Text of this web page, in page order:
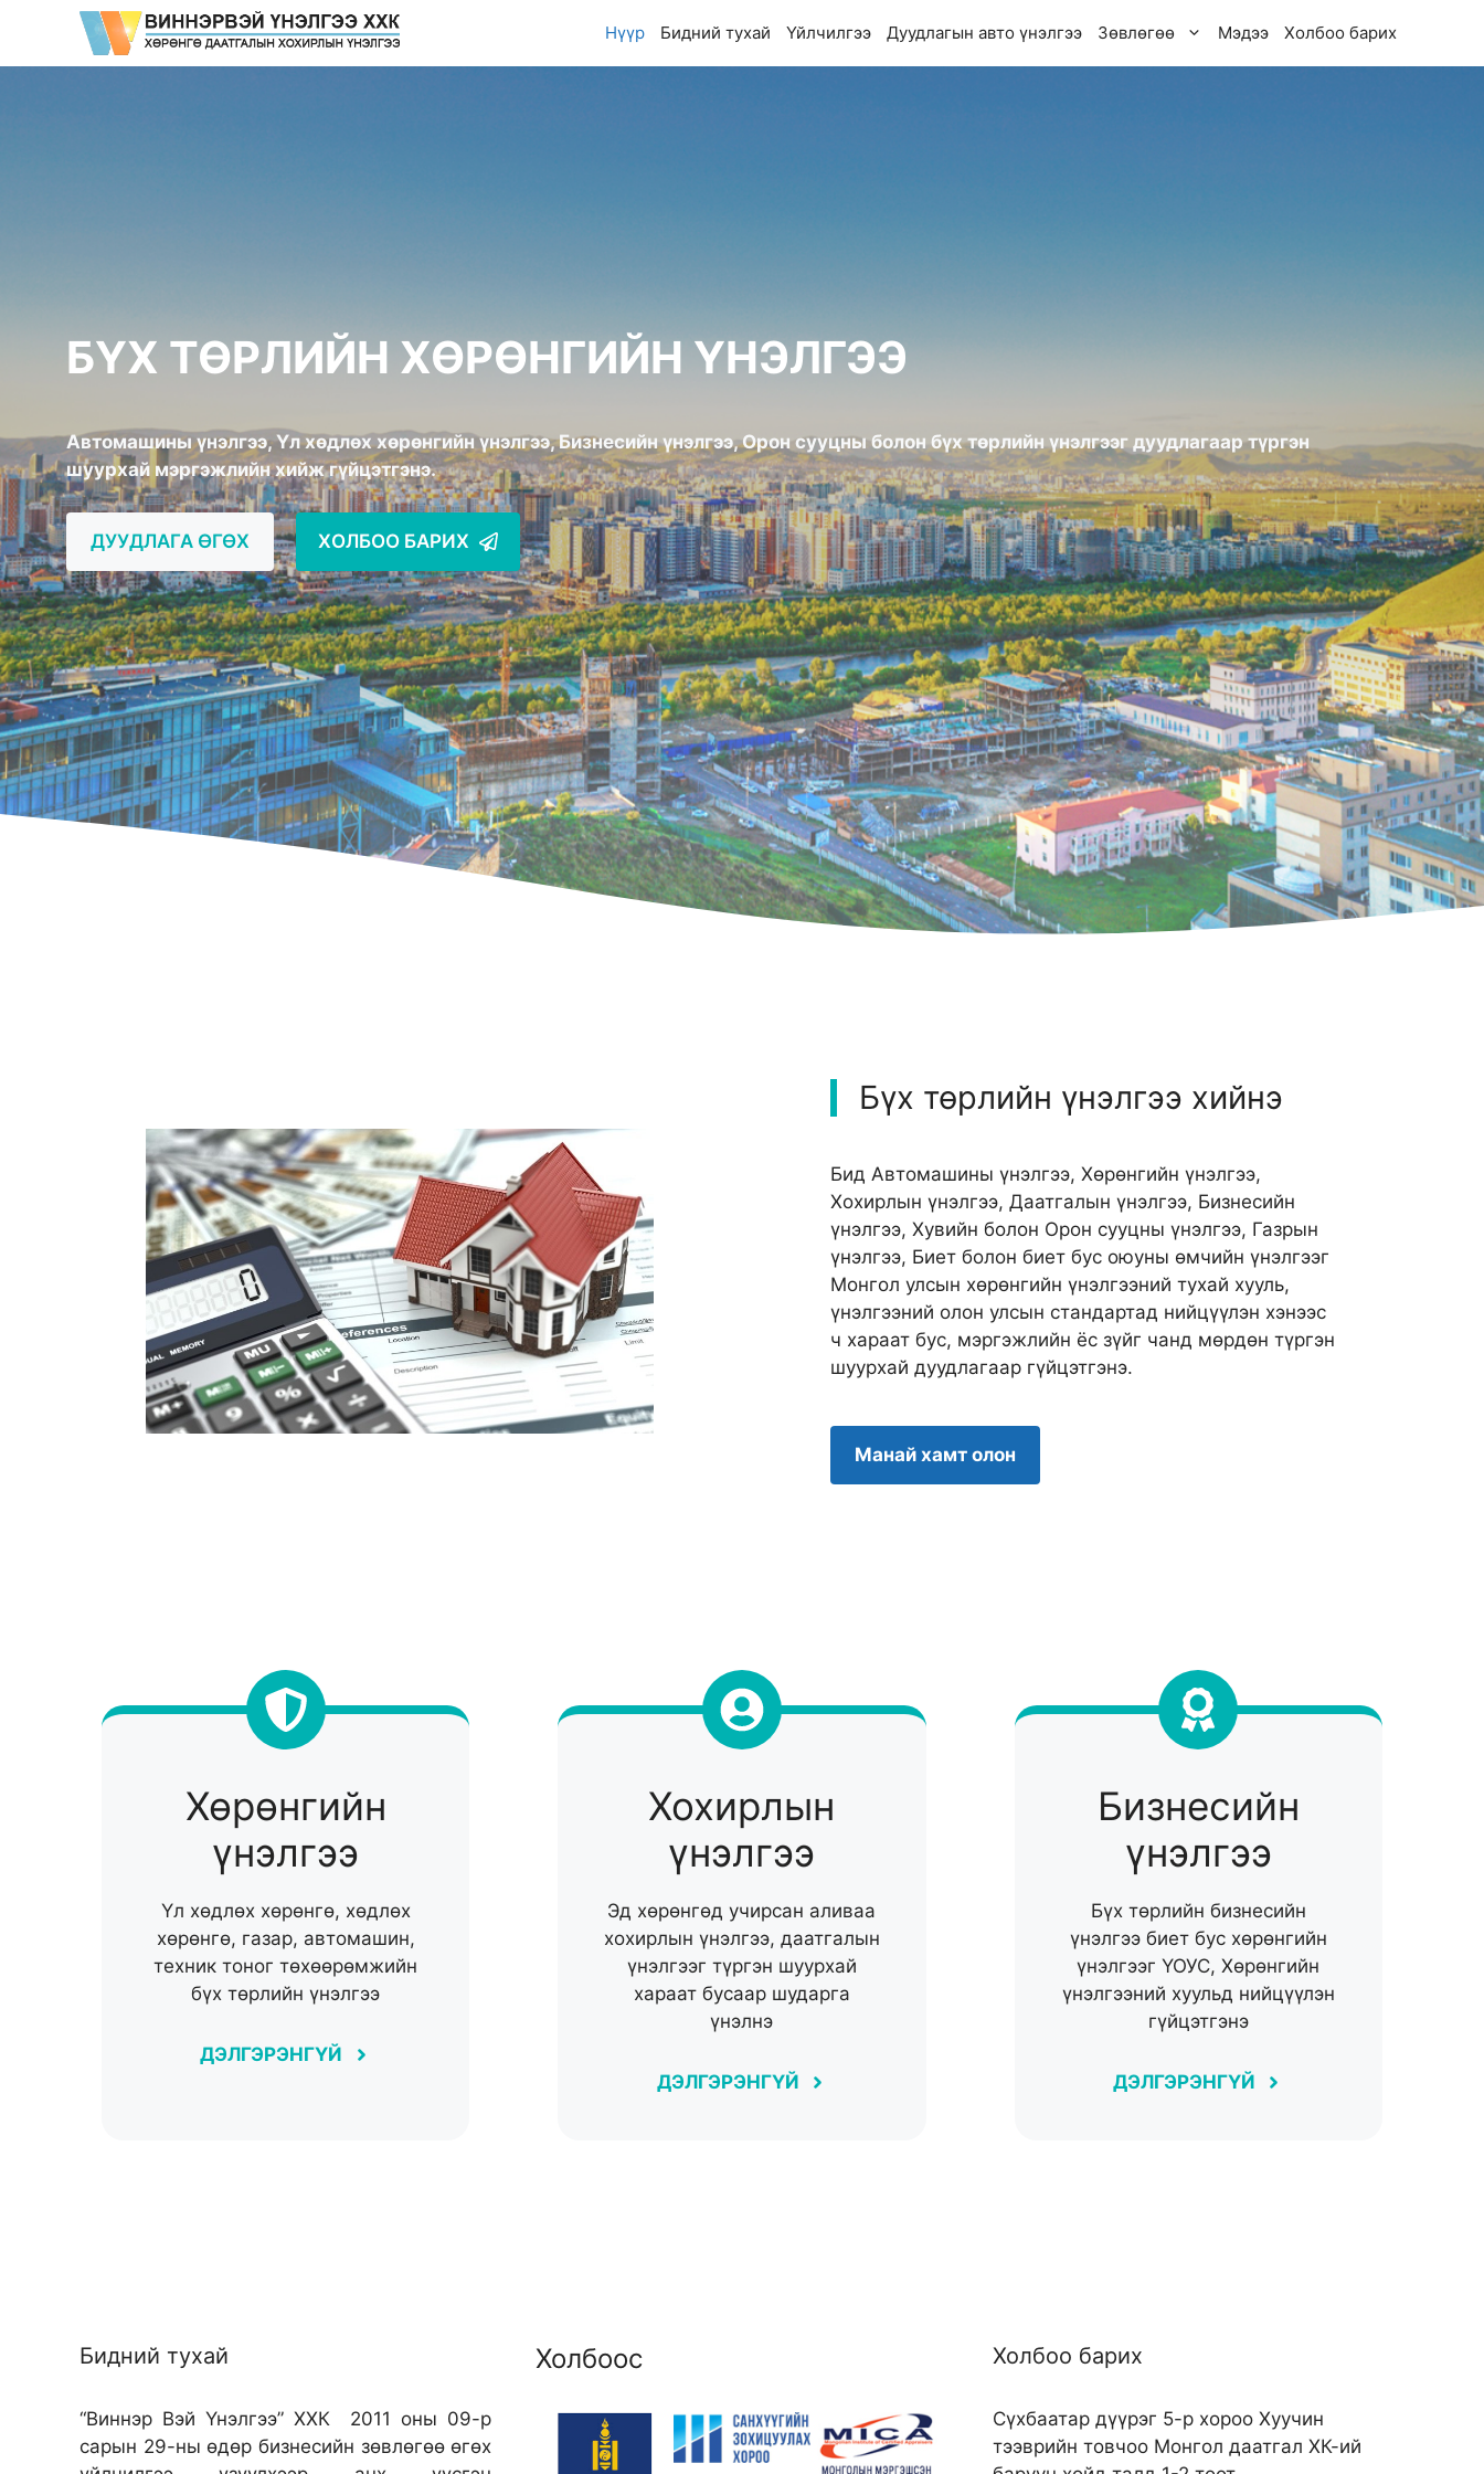
content
Нүүр Бидний тухай Үйлчилгээ Дуудлагын авто үнэлгээ Зөвлөгөө Мэдээ Холбоо барих
БҮХ ТӨРЛИЙН ХӨРӨНГИЙН ҮНЭЛГЭЭ
Автомашины үнэлгээ, Үл хөдлөх хөрөнгийн үнэлгээ, Бизнесийн үнэлгээ, Орон сууцны болон бүх төрлийн үнэлгээг дуудлагаар түргэн
шуурхай мэргэжлийн хийж гүйцэтгэнэ.
ДУУДЛАГА ӨГӨХ ХОЛБОО БАРИХ
Бүх төрлийн үнэлгээ хийнэ
Бид Автомашины үнэлгээ, Хөрөнгийн үнэлгээ,
Хохирлын үнэлгээ, Даатгалын үнэлгээ, Бизнесийн
үнэлгээ, Хувийн болон Орон сууцны үнэлгээ, Газрын
үнэлгээ, Биет болон биет бус оюуны өмчийн үнэлгээг
Монгол улсын хөрөнгийн үнэлгээний тухай хууль,
үнэлгээний олон улсын стандартад нийцүүлэн хэнээс
ч хараат бус, мэргэжлийн ёс зүйг чанд мөрдөн түргэн
шуурхай дуудлагаар гүйцэтгэнэ.
Манай хамт олон
Хөрөнгийн
үнэлгээ
Үл хөдлөх хөрөнгө, хөдлөх
хөрөнгө, газар, автомашин,
техник тоног төхөөрөмжийн
бүх төрлийн үнэлгээ
ДЭЛГЭРЭНГҮЙ
Хохирлын
үнэлгээ
Эд хөрөнгөд учирсан аливаа
хохирлын үнэлгээ, даатгалын
үнэлгээг түргэн шуурхай
хараат бусаар шударга
үнэлнэ
ДЭЛГЭРЭНГҮЙ
Бизнесийн
үнэлгээ
Бүх төрлийн бизнесийн
үнэлгээ биет бус хөрөнгийн
үнэлгээг ҮОУС, Хөрөнгийн
үнэлгээний хуульд нийцүүлэн
гүйцэтгэнэ
ДЭЛГЭРЭНГҮЙ
Бидний тухай
“Виннэр Вэй Үнэлгээ” ХХК 2011 оны 09-р
сарын 29-ны өдөр бизнесийн зөвлөгөө өгөх
Холбоос Холбоо барих
Сүхбаатар дүүрэг 5-р хороо Хуучин
тээврийн товчоо Монгол даатгал ХК-ий